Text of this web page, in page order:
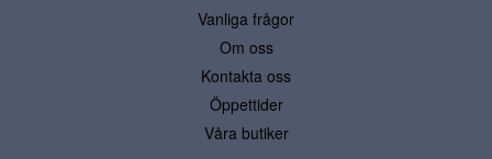
Vanliga frågor
Om oss
Kontakta oss
Öppettider
Våra butiker